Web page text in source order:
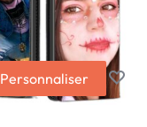
Personnaliser